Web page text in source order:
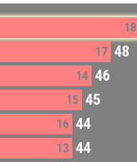
18
17 48
14 46
15 45
16 44
13 44